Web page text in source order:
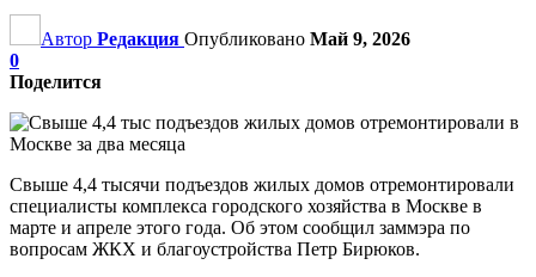
Автор Редакция Опубликовано Май 9, 2026
0
Поделится
Свыше 4,4 тысячи подъездов жилых домов отремонтировали
специалисты комплекса городского хозяйства в Москве в
марте и апреле этого года. Об этом сообщил заммэра по
вопросам ЖКХ и благоустройства Петр Бирюков.